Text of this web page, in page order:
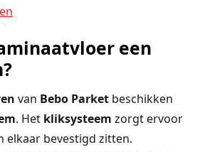
een
van Bebo Parketbeschikken
. Het kliksysteem zorgt ervoor
elkaar bevestigd zitten.